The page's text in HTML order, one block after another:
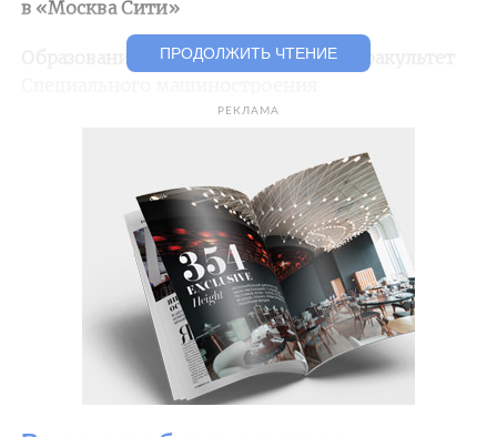
в «Москва Сити»
Образование: МГТУ им. Н.Э. Баумана, факультет
ПРОДОЛЖИТЬ ЧТЕНИЕ
РЕКЛАМА